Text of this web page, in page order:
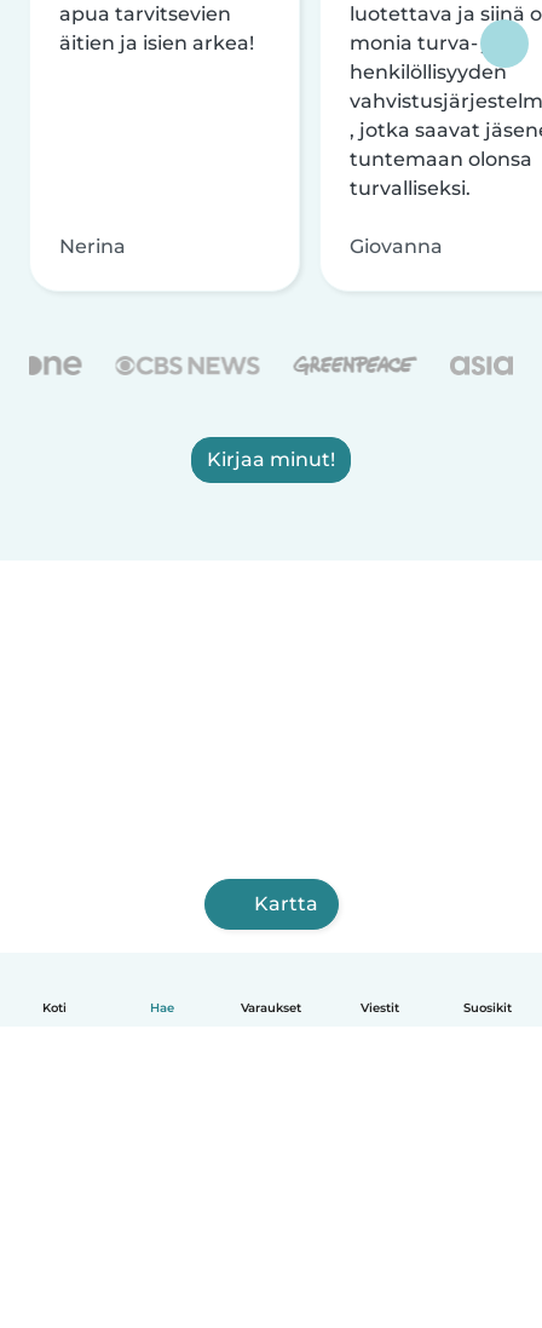
Koti Hae Varaukset Viestit Suosikit
apua tarvitsevien
äitien ja isien arkea!
Nerina
luotettava ja siinä
monia turva- ja
henkilöllisyyden
, jotka saavat
tuntemaan olonsa
turvalliseksi.
Giovanna
Kirjaa minut!
Kartta